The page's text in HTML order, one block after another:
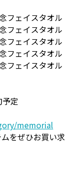
フェイスタオル
フェイスタオル
フェイスタオル
フェイスタオル
フェイスタオル
定
memorial
をぜひお買い求